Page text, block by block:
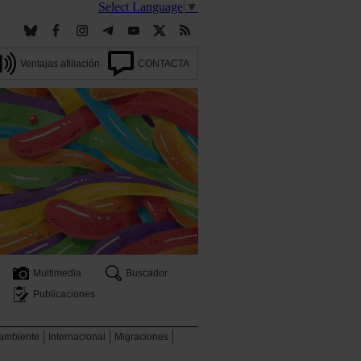
Select Language ▼
Ventajas afiliación CONTACTA
Multimedia
Buscador
Publicaciones
Internacional
Migraciones